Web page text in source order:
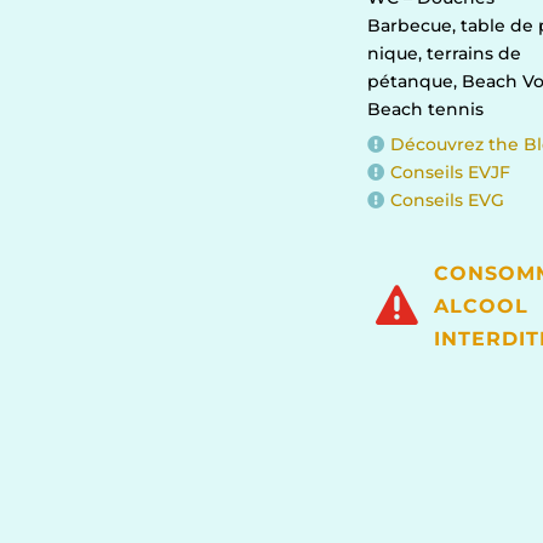
Barbecue, table de
nique, terrains de
pétanque, Beach
Beach tennis
 Découvrez the
 Conseils EVJF
 Conseils EVG

ALCOOL